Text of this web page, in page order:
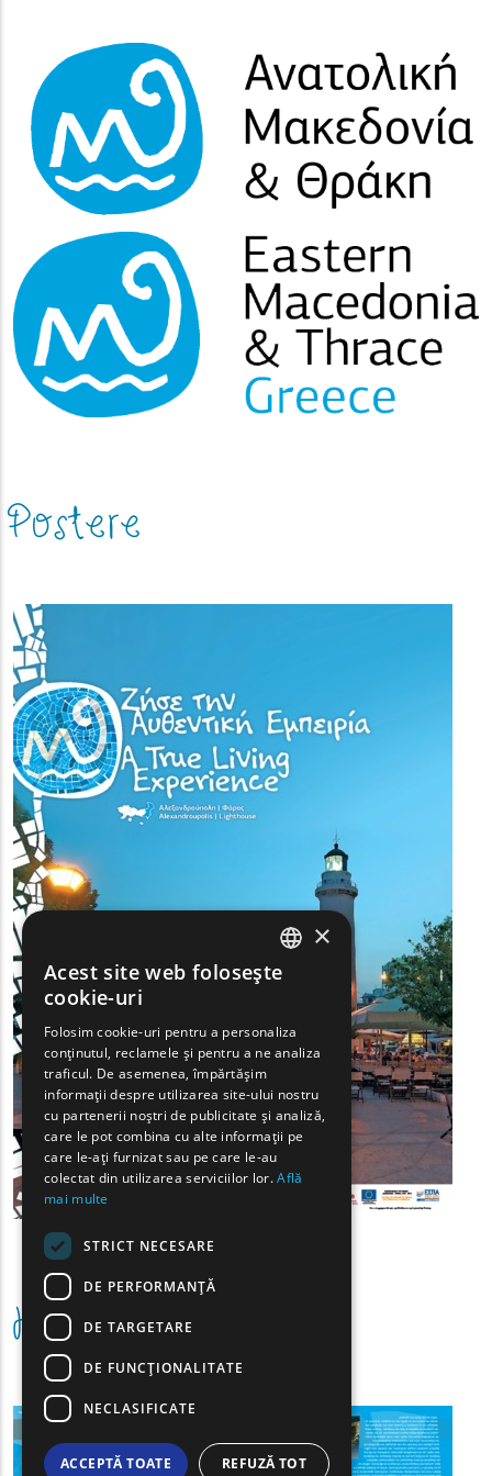
(image)
Postere
(image)
Hărți
(image)
ENGLISH
FRENCH
BULGARIAN
GERMAN
ROMANIAN
×
Acest site web folosește
cookie-uri
Folosim cookie-uri pentru a personaliza
conținutul, reclamele și pentru a ne analiza
traficul. De asemenea, împărtășim
informații despre utilizarea site-ului nostru
cu partenerii noștri de publicitate și analiză,
care le pot combina cu alte informații pe
care le-ați furnizat sau pe care le-au
colectat din utilizarea serviciilor lor.Află
mai multe
STRICT NECESARE
DE PERFORMANȚĂ
DE TARGETARE
DE FUNCŢIONALITATE
NECLASIFICATE
ACCEPTĂ TOATE REFUZĂ TOT